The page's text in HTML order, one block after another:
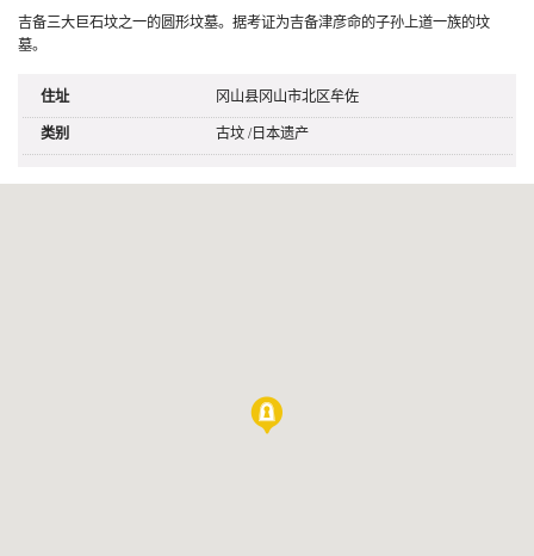
吉备三大巨石坟之一的圆形坟墓。据考证为吉备津彦命的子孙上道一族的坟
墓。
住址 冈山县冈山市北区牟佐
类别 古坟 /日本遗产